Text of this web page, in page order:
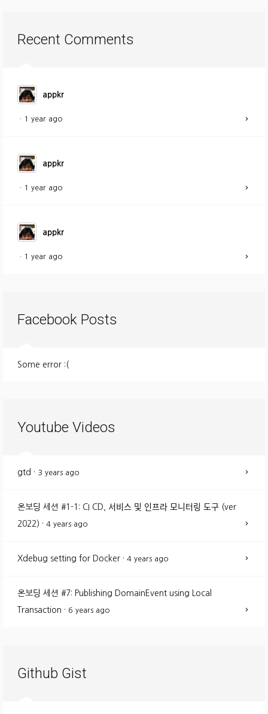
Recent Comments
appkr
· 1 year ago
appkr
· 1 year ago
appkr
· 1 year ago
Facebook Posts
Some error :(
Youtube Videos
gtd · 3 years ago
온보딩 세션 #1-1: CI CD, 서비스 및 인프라 모니터링 도구 (ver
2022) · 4 years ago
Xdebug setting for Docker · 4 years ago
온보딩 세션 #7: Publishing DomainEvent using Local
Transaction · 6 years ago
Github Gist